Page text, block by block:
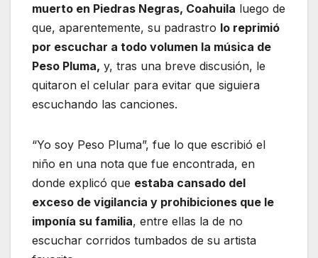
muerto en Piedras Negras, Coahuila luego de
que, aparentemente, su padrastro lo reprimió
por escuchar a todo volumen la música de
Peso Pluma, y, tras una breve discusión, le
quitaron el celular para evitar que siguiera
escuchando las canciones.
“Yo soy Peso Pluma”, fue lo que escribió el
niño en una nota que fue encontrada, en
donde explicó que estaba cansado del
exceso de vigilancia y prohibiciones que le
imponía su familia, entre ellas la de no
escuchar corridos tumbados de su artista